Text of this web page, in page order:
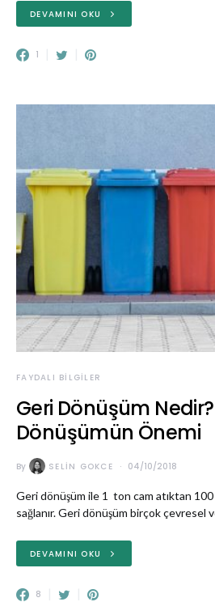
DEVAMINI OKU
1
FAYDALI BILGILER
Geri Dönüşüm
Dönüşümün Önemi
By SELIN GOKCE 04/10/2018
Geri dönüşüm ile 1 ton cam atıktan
sağlanır. Geri dönüşüm birçok çevresel
DEVAMINI OKU
8